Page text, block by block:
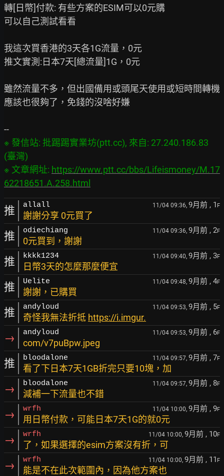
轉[日幣]付款: 有些方案的ESIM可以0元購
可以自己測試看看
我這次買香港的3天各1G流量，0元
推文實測:日本7天[總流量]1G，0元
雖然流量不多，但出國備用或頭尾天使用或短時間轉機
應該也很夠了，免錢的沒啥好嫌
※ 發信站: 批踢踢實業坊(ptt.cc), 來自: 27.240.186.83
(臺灣)
※ 文章網址: https://www.ptt.cc/bbs/Lifeismoney/M.17
62218651.A.258.html
推 allall 11/04 09:36, 9月前 , 1 F
謝謝分享 0元買了
推 odiechiang 11/04 09:36, 9月前 , 2F
0元買到，謝謝
推 kkkk1234 11/04 09:40, 9月前 , 3F
日幣3天的怎麼那麼便宜
推 Uelite 11/04 09:48, 9月前 , 4F
謝謝，已購買
推 andyloud 11/04 09:53, 9月前 , 5F
奇怪我無法折抵 https://i.imgur.
→ andyloud 11/04 09:53, 9月前 , 6F
com/v7puBpw.jpeg
推 bloodalone 11/04 09:57, 9月前 , 7F
看了下日本7天1GB折完只要10塊，加
→ bloodalone 11/04 09:57, 9月前 , 8F
減補一下流量也不錯
→ wrfh 11/04 10:00, 9月前 , 9F
用日幣付款，可能日本7天1G的就0元
→ wrfh 11/04 10:00, 9月前 , 10F
了，如果選擇的esim方案沒有折，可
→ wrfh 11/04 10:00, 9月前 , 11 F
能是不在此次範圍內，因為他方案也